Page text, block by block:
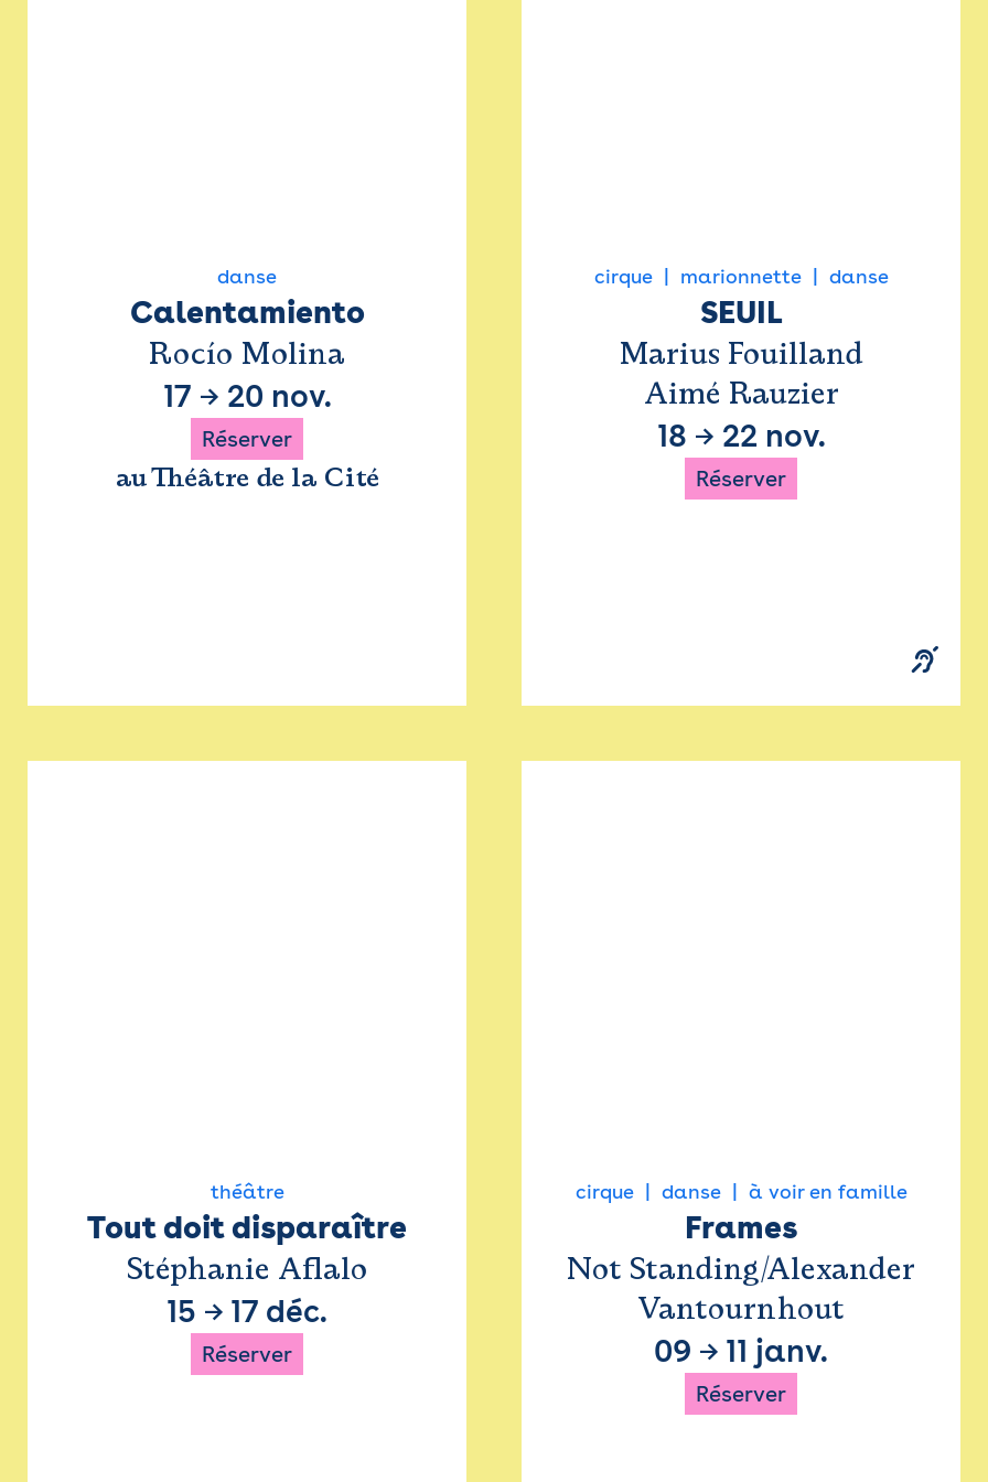
danse
Calentamiento
Rocío Molina
17 → 20 nov.
Réserver
au Théâtre de la Cité
cirque marionnette danse
SEUIL
Marius Fouilland
Aimé Rauzier
18 → 22 nov.
Réserver
théâtre
Tout doit disparaître
Stéphanie Aflalo
15 → 17 déc.
Réserver
cirque danse à voir en famille
Frames
Not Standing/Alexander
Vantournhout
09 → 11 janv.
Réserver